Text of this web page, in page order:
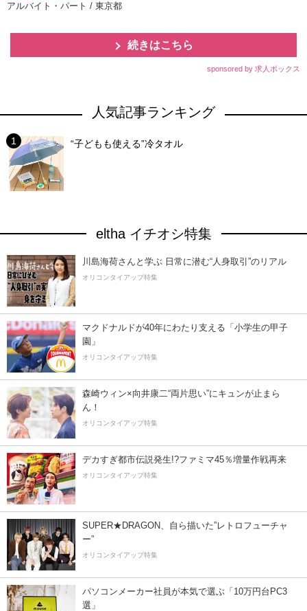
アルバイト・パート / 東京都
続きはこちら
sponsored by 求人ボックス
人気記事ランキング
“子どもも使える”冷タオル
eltha イチオシ特集
川島海荷さんと学ぶ 日常に潜む“人身取引”のリアル
オリコンタイアップ特集
マクドナルドが40年にわたり支える「小学生の甲子
園」
オリコンタイアップ特集
森崎ウィン×向井康二“両片思い”にキュンが止まら
ん！
オリコンタイアップ特集
デカすぎ都市伝説発生!?ファミマ45％増量作戦再来
オリコンタイアップ特集
SUPER★DRAGON、自ら描いた”レトロフューチャ
ー”
オリコンタイアップ特集
パソコンメーカー社員が本気で選ぶ「10万円台PC3
選」